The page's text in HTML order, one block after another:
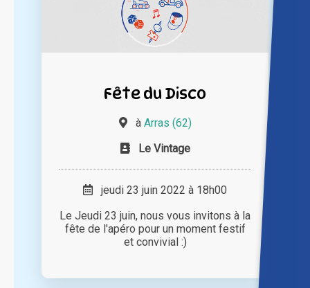
Fête du Disco
à Arras (62)
Le Vintage
jeudi 23 juin 2022 à 18h00
Le Jeudi 23 juin, nous vous invitons à la
fête de l'apéro pour un moment festif
et convivial :)